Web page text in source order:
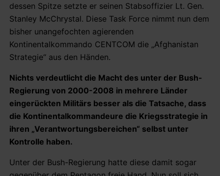
dessen Spitze setzte er seinen Stabsoffizier Lt. Gen.
Stanley McChrystal. Diese Task Force nimmt nun dem
bisher unangefochten agierenden
Kontinentalkommando CENTCOM die „Afghanistan
Strategie“ aus den Händen.
Nichts verdeutlicht die Macht des unter der Bush-
Regierung von 2000-2008 in mehrere Länder
eingerückten Militärs besser als die Tatsache, dass
die Kontinentalkommandeure die Kriegsstrategie in
ihren „Verantwortungsbereichen“ selbst unter
Kontrolle haben.
Unter der Bush-Regierung hatte diese damit sogar